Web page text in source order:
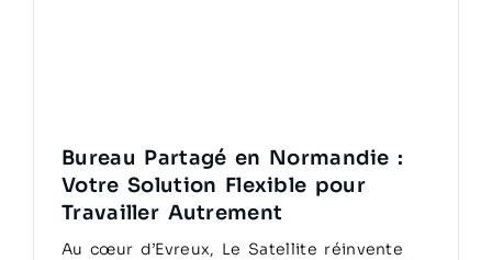
Bureau Partagé en Normandie :
Votre Solution Flexible pour
Travailler Autrement
Au cœur d’Evreux, Le Satellite réinvente